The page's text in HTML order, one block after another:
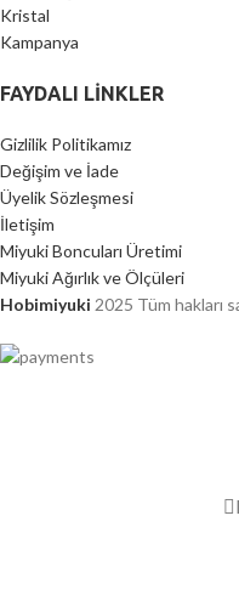
Kristal
Kampanya
FAYDALI LİNKLER
Gizlilik Politikamız
Değişim ve İade
Üyelik Sözleşmesi
İletişim
Miyuki Boncuları Üretimi
Miyuki Ağırlık ve Ölçüleri
Hobimiyuki 2025 Tüm hakları